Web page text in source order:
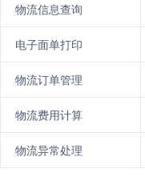
物流信息查询
电子面单打印
物流订单管理
物流费用计算
物流异常处理